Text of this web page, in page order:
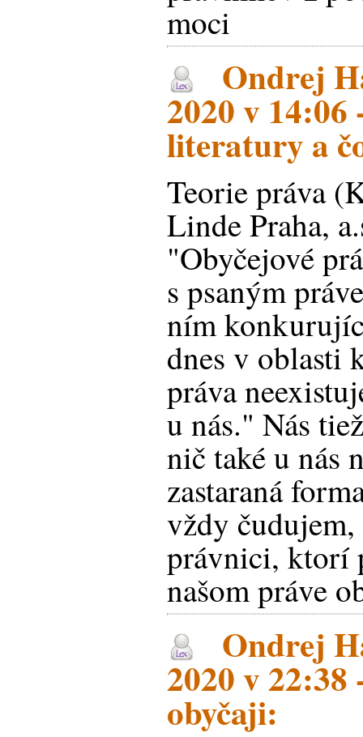
moci
Ondrej
2020 v
literatury a
Teorie práva
Linde Praha,
"Obyčejové
s psaným
ním
dnes v oblasti
práva
u nás." Nás
nič také u nás
zastaraná
vždy
právnici, ktorí
našom práve
Ondrej
2020 v
obyčaji: